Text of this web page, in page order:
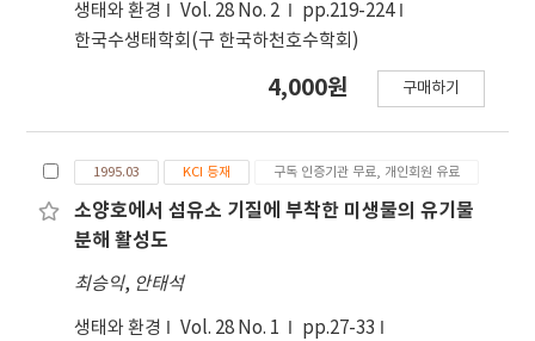
생태와 환경 Vol. 28 No. 2
pp.219-224
한국수생태학회(구 한국하천호수학회)
4,000원 구매하기
1995.03 KCI 등재 구독 인증기관 무료, 개인회원 유료
소양호에서 섬유소 기질에 부착한 미생물의 유기물
분해 활성도
최승익, 안태석
생태와 환경 Vol. 28 No. 1
pp.27-33